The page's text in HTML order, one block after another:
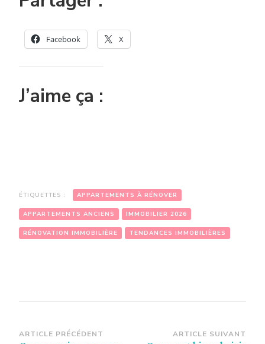
Facebook X
J’aime ça :
ÉTIQUETTES : APPARTEMENTS À RÉNOVER
APPARTEMENTS ANCIENS IMMOBILIER 2026
RÉNOVATION IMMOBILIÈRE TENDANCES IMMOBILIÈRES
Navigation
ARTICLE PRÉCÉDENT ARTICLE SUIVANT